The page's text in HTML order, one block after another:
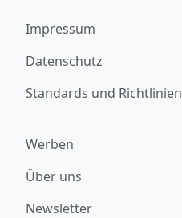
Impressum
Datenschutz
Standards und Richtlinien
Werben
Über uns
Newsletter